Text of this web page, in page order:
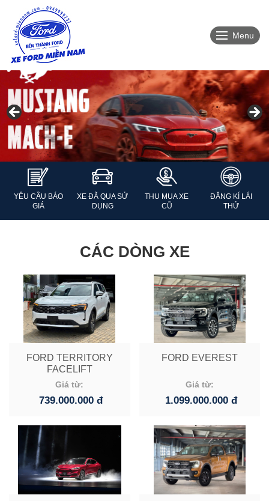
Menu
YÊU CẦU BÁO
GIÁ
XE ĐÃ QUA SỬ
DỤNG
THU MUA XE
CŨ
ĐĂNG KÍ LÁI
THỬ
CÁC DÒNG XE
FORD TERRITORY
FACELIFT
Giá từ:
739.000.000 đ
FORD EVEREST
Giá từ:
1.099.000.000 đ